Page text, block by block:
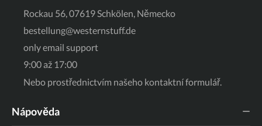
Rockau 56, 07619 Schkölen, Německo
bestellung@westernstuff.de
only email support
9:00 až 17:00
Nebo prostřednictvím našeho kontaktní formulář.
Nápověda